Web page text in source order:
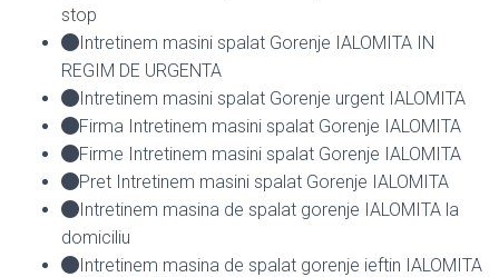
stop
Intretinem masini spalat Gorenje IALOMITA IN
REGIM DE URGENTA
Intretinem masini spalat Gorenje urgent IALOMITA
Firma Intretinem masini spalat Gorenje IALOMITA
Firme Intretinem masini spalat Gorenje IALOMITA
Pret Intretinem masini spalat Gorenje IALOMITA
Intretinem masina de spalat gorenje IALOMITA la
domiciliu
Intretinem masina de spalat gorenje ieftin IALOMITA